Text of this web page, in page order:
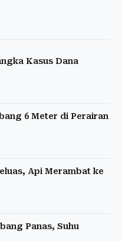
Kasus Dana
6 Meter di Perairan
Api Merambat ke
Panas, Suhu